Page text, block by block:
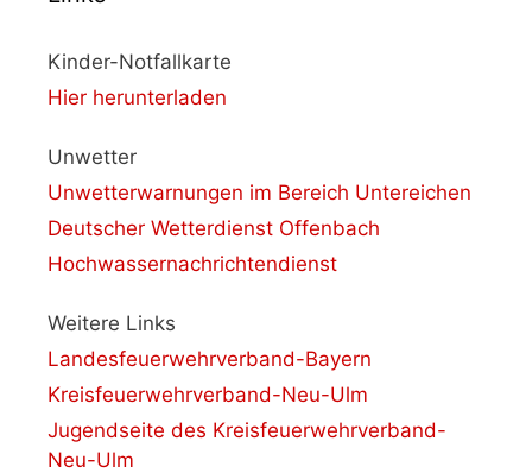
Kinder-Notfallkarte
Hier herunterladen
Unwetter
Unwetterwarnungen im Bereich Untereichen
Deutscher Wetterdienst Offenbach
Hochwassernachrichtendienst
Weitere Links
Landesfeuerwehrverband-Bayern
Kreisfeuerwehrverband-Neu-Ulm
Jugendseite des Kreisfeuerwehrverband-
Neu-Ulm